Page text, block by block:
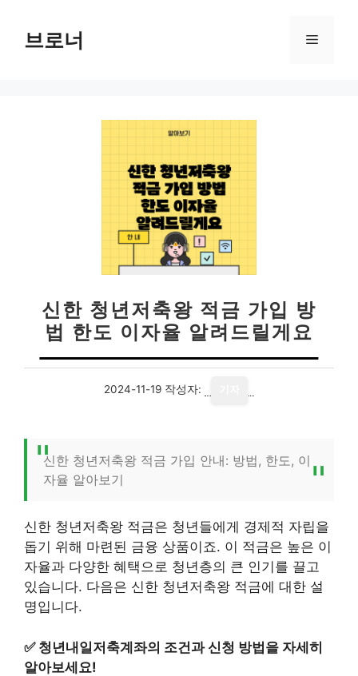
브로너 메
신한 청년저축왕 적금 가입 방
법 한도 이자율 알려드릴게요
2024-11-19 작성자:
신한 청년저축왕 적금 가입 안내: 방법, 한도, 이
자율 알아보기
신한 청년저축왕 적금은 청년들에게 경제적 자립을
돕기 위해 마련된 금융 상품이죠. 이 적금은 높은 이
자율과 다양한 혜택으로 청년층의 큰 인기를 끌고
있습니다. 다음은 신한 청년저축왕 적금에 대한 설
명입니다.
✅ 청년내일저축계좌의 조건과 신청 방법을 자세히
알아보세요!